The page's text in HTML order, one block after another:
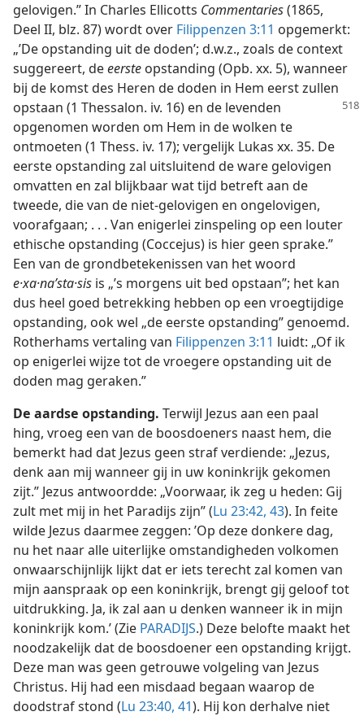
gelovigen.” In Charles Ellicotts Commentaries(1865,
Deel II, blz. 87) wordt over Filippenzen 3:11 opgemerkt:
„’De opstanding uit de doden’; d.w.z., zoals de context
suggereert, deeerste opstanding (Opb. xx. 5), wanneer
bij de komst des Heren de doden in Hem eerst zullen
opstaan (1 Thessalon. iv. 16) en de levenden
opgenomen worden om Hem in de wolken te
ontmoeten (1 Thess. iv. 17); vergelijk Lukas xx. 35. De
eerste opstanding zal uitsluitend de ware gelovigen
omvatten en zal blijkbaar wat tijd betreft aan de
tweede, die van de niet-gelovigen en ongelovigen,
voorafgaan; . . . Van enigerlei zinspeling op een louter
ethische opstanding (Coccejus) is hier geen sprake.”
Een van de grondbetekenissen van het woord
e·xa·naʹsta·sis is „’s morgens uit bed opstaan”; het kan
dus heel goed betrekking hebben op een vroegtijdige
opstanding, ook wel „de eerste opstanding” genoemd.
Rotherhams vertaling van Filippenzen 3:11 luidt: „Of ik
op enigerlei wijze tot de vroegere opstanding uit de
doden mag geraken.”
De aardse opstanding. Terwijl Jezus aan een paal
hing, vroeg een van de boosdoeners naast hem, die
bemerkt had dat Jezus geen straf verdiende: „Jezus,
denk aan mij wanneer gij in uw koninkrijk gekomen
zijt.” Jezus antwoordde: „Voorwaar, ik zeg u heden: Gij
zult met mij in het Paradijs zijn” (Lu 23:42, 43). In feite
wilde Jezus daarmee zeggen: ’Op deze donkere dag,
nu het naar alle uiterlijke omstandigheden volkomen
onwaarschijnlijk lijkt dat er iets terecht zal komen van
mijn aanspraak op een koninkrijk, brengt gij geloof tot
uitdrukking. Ja, ik zal aan u denken wanneer ik in mijn
koninkrijk kom.’ (Zie PARADIJS.) Deze belofte maakt het
noodzakelijk dat de boosdoener een opstanding krijgt.
Deze man was geen getrouwe volgeling van Jezus
Christus. Hij had een misdaad begaan waarop de
doodstraf stond (Lu 23:40, 41). Hij kon derhalve niet